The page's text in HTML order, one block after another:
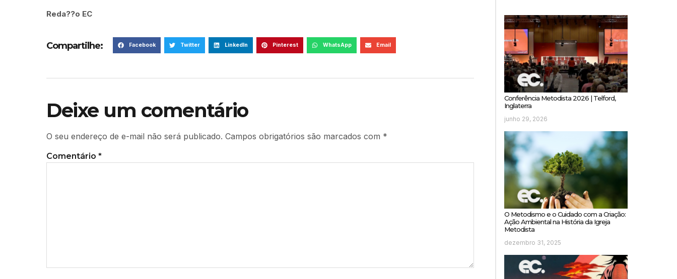
Reda??o EC
Compartilhe: Facebook Twitter LinkedIn Pinterest WhatsApp Email
Deixe um comentário
O seu endereço de e-mail não será publicado. Campos obrigatórios são marcados com *
Comentário *
Conferência Metodista 2026 | Telford,
Inglaterra
junho 29, 2026
O Metodismo e o Cuidado com a Criação:
Ação Ambiental na História da Igreja
Metodista
dezembro 31, 2025